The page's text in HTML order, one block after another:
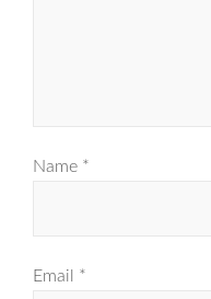
Name *
Email *